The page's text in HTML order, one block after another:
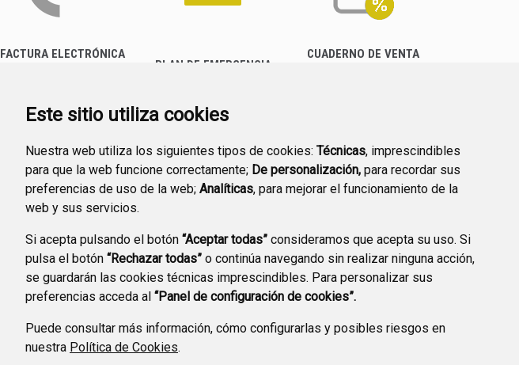
Este sitio utiliza cookies
Nuestra web utiliza los siguientes tipos de cookies: Técnicas, imprescindibles
para que la web funcione correctamente; De personalización, para recordar sus
preferencias de uso de la web; Analíticas, para mejorar el funcionamiento de la
web y sus servicios.
Si acepta pulsando el botón “Aceptar todas” consideramos que acepta su uso. Si
pulsa el botón “Rechazar todas” o continúa navegando sin realizar ninguna acción,
se guardarán las cookies técnicas imprescindibles. Para personalizar sus
preferencias acceda al “Panel de configuración de cookies”.
Puede consultar más información, cómo configurarlas y posibles riesgos en
nuestra Política de Cookies.
FACTURA ELECTRÓNICA
PLAN DE EMERGENCIA
CUADERNO DE VENTA
CANAL YOUTUBE
PREGUNTAS
FRECUENTES
PLAN DE ACCIÓN LOCAL
2030